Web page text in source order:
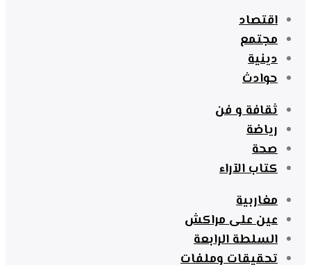
اقتصاد
مجتمع
دينية
حوادث
ثقافة و فن
رياضة
صحة
كتاب الآراء
مغاربية
عين على مراكش
السلطة الرابعة
تحقيقات وملفات